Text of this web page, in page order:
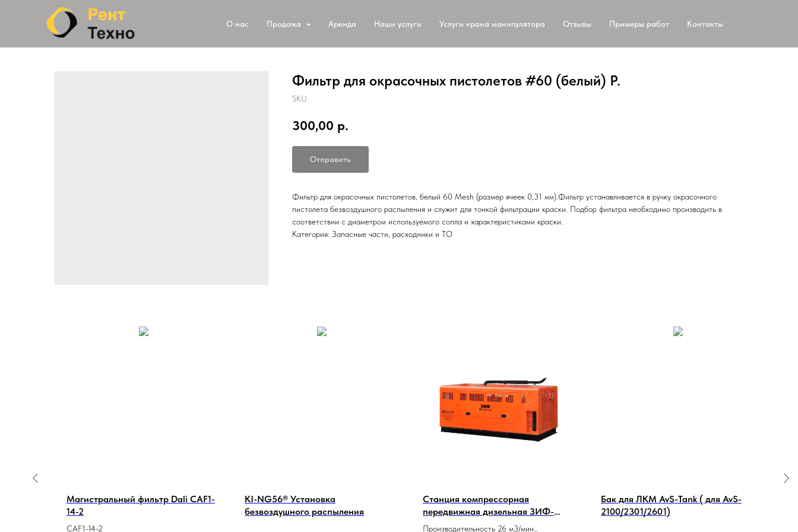
О нас Продажа Аренда Наши услуги Услуги крана манипулятора Отзывы Примеры работ Контакты
Фильтр для окрасочных пистолетов #60 (белый) Р.
SKU:
300,00 р.
Отправить
Фильтр для окрасочных пистолетов, белый 60 Mesh (размер ячеек 0,31 мм).Фильтр устанавливается в ручку окрасочного
пистолета безвоздушного распыления и служит для тонкой фильтрации краски. Подбор фильтра необходимо производить в
соответствии с диаметром используемого сопла и характеристиками краски.
Категория: Запасные части, расходники и ТО
Магистральный фильтр Dali CAF1-
14-2
CAF1-14-2
KI-NG56® Установка
безвоздушного распыления
Станция компрессорная
передвижная дизельная ЗИФ-
ПВ-26/0,7
Производительность 26 м3/мин
Бак для ЛКМ AvS-Tank ( для AvS-
2100/2301/2601)